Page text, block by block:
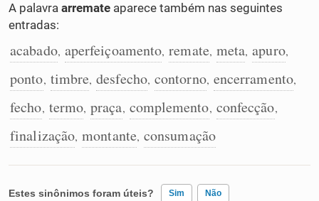
Cata-letras
Caça-palavras
A palavra arremate aparece também nas seguintes
entradas:
acabado, aperfeiçoamento, remate, meta, apuro,
ponto, timbre, desfecho, contorno, encerramento,
fecho, termo, praça, complemento, confecção,
finalização, montante, consumação
Estes sinônimos foram úteis? Sim Não